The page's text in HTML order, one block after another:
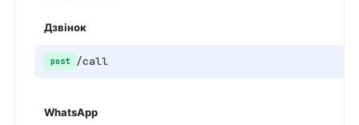
Дзвінок
post /call
WhatsApp